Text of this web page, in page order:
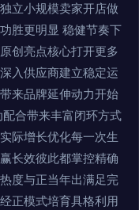
立小规模卖家开店做
胜更明显 稳健节奏下
创亮点核心打开更多
入供应商建立稳定运
来品牌延伸动力开始
合带来丰富闭环方式
际增长优化每一次生
长效彼此都掌控精确
度与正当年出满足完
正模式培育具格利用